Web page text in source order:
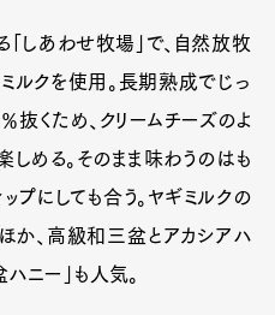
しあわせ牧場」で、自然放牧
ルクを使用。長期熟成でじっ
くため、クリームチーズのよ
める。そのまま味わうのはも
プにしても合う。ヤギミルクの
か、高級和三盆とアカシアハ
ニー」も人気。